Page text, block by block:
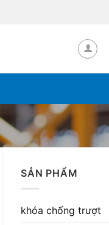
SẢN PHẨM
khóa chống trượt